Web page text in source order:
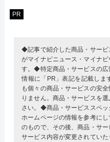
PR
◆記事で紹介した商品・サービ
がマイナビニュース・マイナ
す。◆特定商品・サービスの広
情報に「PR」表記を記載し
も個々の商品・サービスの安
りません。商品・サービスを
さい。◆商品・サービススペ
ホームページの情報を参考に
のもので、その後、商品・サ
サービス内容が変更されてい